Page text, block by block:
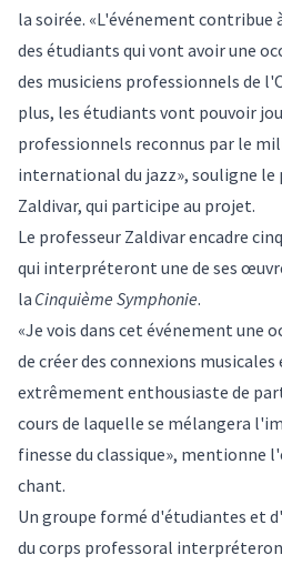
la soirée. «L'événement
des étudiants qui vont avoir une
des musiciens professionnels de
plus, les étudiants vont pouvoir
professionnels reconnus par le
international du jazz», souligne le
Zaldivar, qui participe au projet.
Le professeur Zaldivar encadre
qui interpréteront une de ses
la Cinquième Symphonie.
«Je vois dans cet événement une
de créer des connexions musicales
extrêmement enthousiaste de
cours de laquelle se mélangera
finesse du classique», mentionne
chant.
Un groupe formé d'étudiantes et
du corps professoral